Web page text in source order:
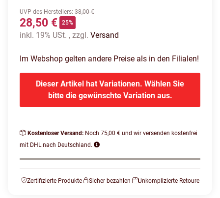
UVP des Herstellers: 38,00 €
28,50 € 25%
inkl. 19% USt. , zzgl. Versand
Im Webshop gelten andere Preise als in den Filialen!
Dieser Artikel hat Variationen. Wählen Sie
bitte die gewünschte Variation aus.
Kostenloser Versand: Noch 75,00 € und wir versenden kostenfrei
mit DHL nach Deutschland.
Zertifizierte Produkte Sicher bezahlen Unkomplizierte Retoure